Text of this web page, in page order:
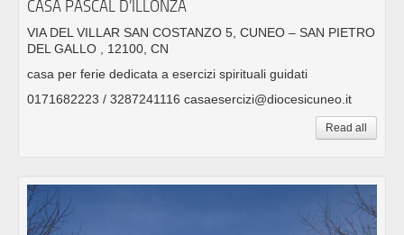
CASA PASCAL D’ILLONZA
VIA DEL VILLAR SAN COSTANZO 5, CUNEO – SAN PIETRO
DEL GALLO , 12100, CN
casa per ferie dedicata a esercizi spirituali guidati
0171682223 / 3287241116 casaesercizi@diocesicuneo.it
Read all